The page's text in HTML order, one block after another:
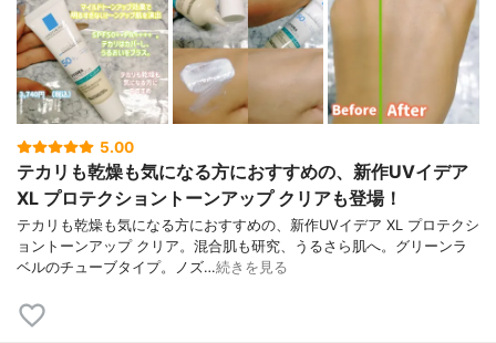
5.00
テカリも乾燥も気になる方におすすめの、新作UVイデア
XL プロテクショントーンアップ クリアも登場！
テカリも乾燥も気になる方におすすめの、新作UVイデア XL プロテクシ
ョントーンアップ クリア。混合肌も研究、うるさら肌へ。グリーンラ
ベルのチューブタイプ。ノズ…続きを見る